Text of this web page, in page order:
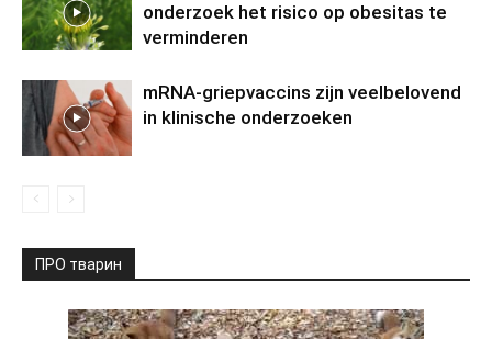
onderzoek het risico op obesitas te
verminderen
mRNA-griepvaccins zijn veelbelovend
in klinische onderzoeken
ПРО тварин